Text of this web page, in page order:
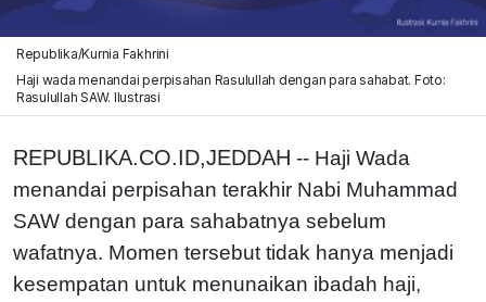
Republika/Kurnia Fakhrini
Haji wada menandai perpisahan Rasulullah dengan para sahabat. Foto:
Rasulullah SAW. Ilustrasi
REPUBLIKA.CO.ID,JEDDAH -- Haji Wada
menandai perpisahan terakhir Nabi Muhammad
SAW dengan para sahabatnya sebelum
wafatnya. Momen tersebut tidak hanya menjadi
kesempatan untuk menunaikan ibadah haji,